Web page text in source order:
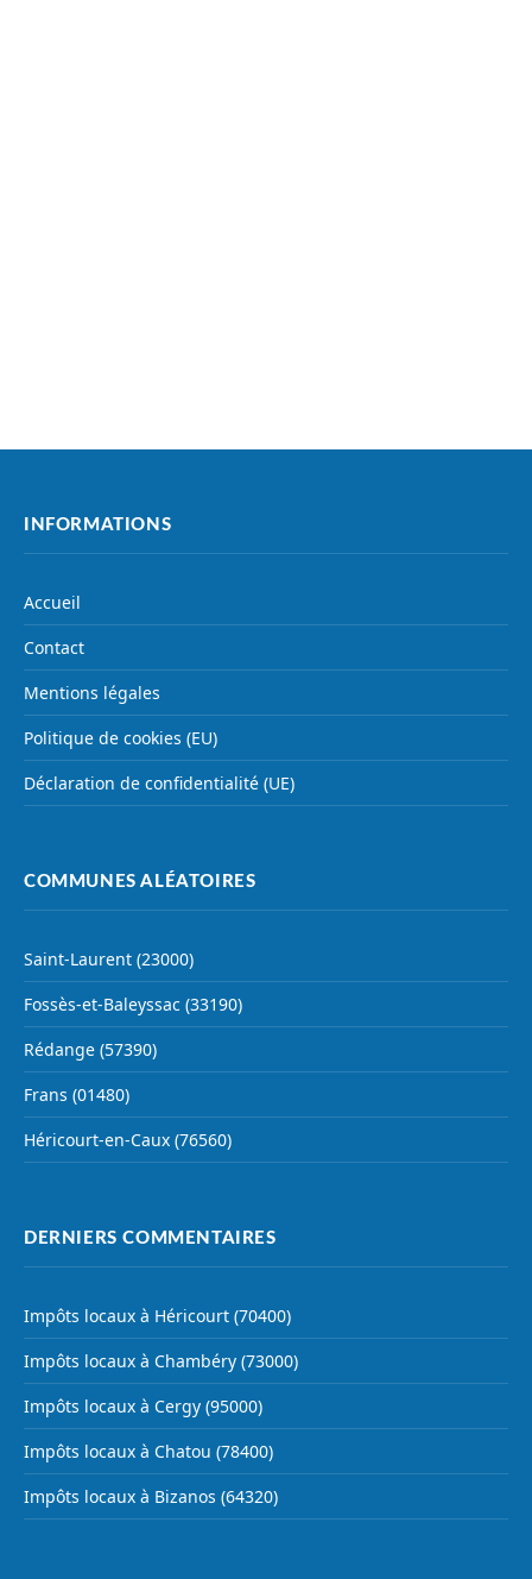
INFORMATIONS
Accueil
Contact
Mentions légales
Politique de cookies (EU)
Déclaration de confidentialité (UE)
COMMUNES ALÉATOIRES
Saint-Laurent (23000)
Fossès-et-Baleyssac (33190)
Rédange (57390)
Frans (01480)
Héricourt-en-Caux (76560)
DERNIERS COMMENTAIRES
Impôts locaux à Héricourt (70400)
Impôts locaux à Chambéry (73000)
Impôts locaux à Cergy (95000)
Impôts locaux à Chatou (78400)
Impôts locaux à Bizanos (64320)